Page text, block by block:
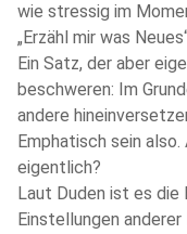
wie stressig im
„Erzähl mir was
Ein Satz, der aber
beschweren: Im
andere
Emphatisch sein
eigentlich?
Laut Duden ist es
Einstellungen